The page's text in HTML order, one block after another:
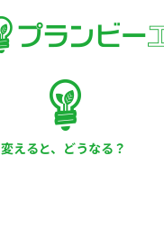
変えると、どうなる？